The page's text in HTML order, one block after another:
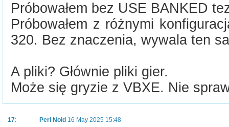
Próbowałem bez USE BANKED
Próbowałem z różnymi
320. Bez znaczenia, wywala ten
A pliki? Głównie pliki gier.
Może się gryzie z VBXE. Nie
17: Peri Noid 16 May 2025 15:48